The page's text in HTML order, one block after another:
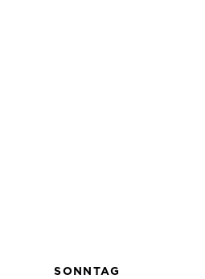
SONNTAG